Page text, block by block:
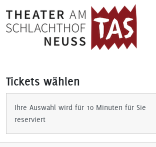
Tickets wählen
Ihre Auswahl wird für 10 Minuten für Sie
reserviert